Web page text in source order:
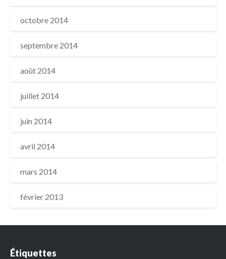
octobre 2014
septembre 2014
août 2014
juillet 2014
juin 2014
avril 2014
mars 2014
février 2013
Étiquettes